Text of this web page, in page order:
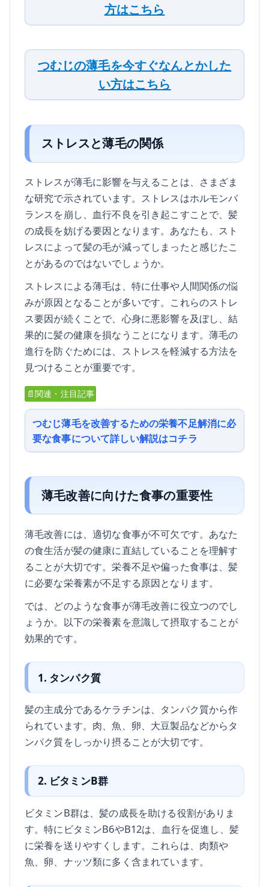
方はこちら
つむじの薄毛を今すぐなんとかした
い方はこちら
ストレスと薄毛の関係
ストレスが薄毛に影響を与えることは、さまざま
な研究で示されています。ストレスはホルモンバ
ランスを崩し、血行不良を引き起こすことで、髪
の成長を妨げる要因となります。あなたも、スト
レスによって髪の毛が減ってしまったと感じたこ
とがあるのではないでしょうか。
ストレスによる薄毛は、特に仕事や人間関係の悩
みが原因となることが多いです。これらのストレ
ス要因が続くことで、心身に悪影響を及ぼし、結
果的に髪の健康を損なうことになります。薄毛の
進行を防ぐためには、ストレスを軽減する方法を
見つけることが重要です。
📄関連・注目記事
つむじ薄毛を改善するための栄養不足解消に必
要な食事について詳しい解説はコチラ
薄毛改善に向けた食事の重要性
薄毛改善には、適切な食事が不可欠です。あなた
の食生活が髪の健康に直結していることを理解す
ることが大切です。栄養不足や偏った食事は、髪
に必要な栄養素が不足する原因となります。
では、どのような食事が薄毛改善に役立つのでし
ょうか。以下の栄養素を意識して摂取することが
効果的です。
1. タンパク質
髪の主成分であるケラチンは、タンパク質から作
られています。肉、魚、卵、大豆製品などからタ
ンパク質をしっかり摂ることが大切です。
2. ビタミンB群
ビタミンB群は、髪の成長を助ける役割がありま
す。特にビタミンB6やB12は、血行を促進し、髪
に栄養を送りやすくします。これらは、肉類や
魚、卵、ナッツ類に多く含まれています。